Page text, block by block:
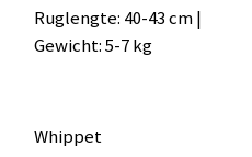
Ruglengte: 40-43 cm |
Gewicht: 5-7 kg
Whippet